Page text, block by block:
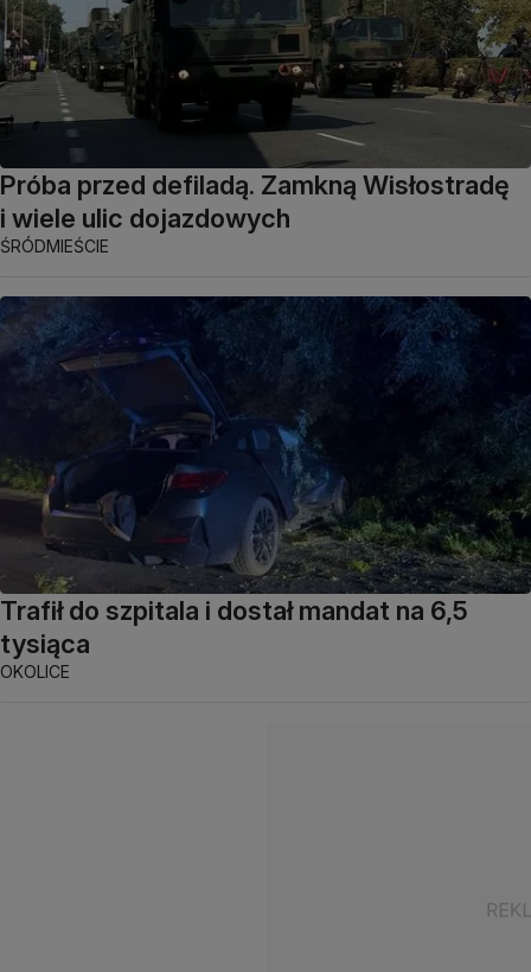
Próba przed defiladą. Zamkną Wisłostradę
i wiele ulic dojazdowych
ŚRÓDMIEŚCIE
Trafił do szpitala i dostał mandat na 6,5
tysiąca
OKOLICE